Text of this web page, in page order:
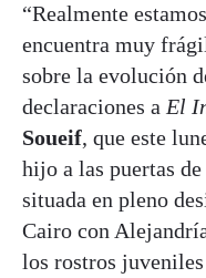
“Realmente
encuentra muy
sobre la evolución
declaraciones a El
Soueif, que este
hijo a las puertas
situada en pleno
Cairo con
los rostros